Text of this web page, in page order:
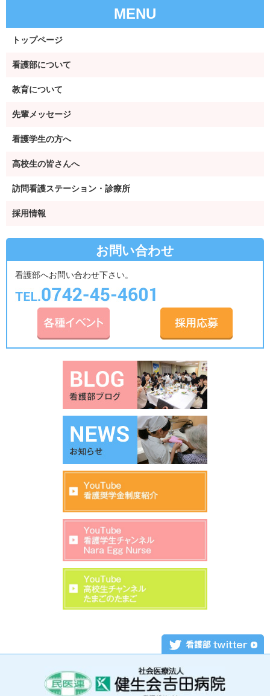
MENU
トップページ
看護部について
教育について
先輩メッセージ
看護学生の方へ
高校生の皆さんへ
訪問看護ステーション・診療所
採用情報
お問い合わせ
看護部へお問い合わせ下さい。